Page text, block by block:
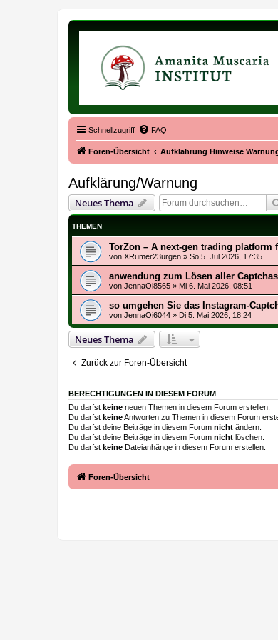
Schnellzugriff FAQ
Foren-Übersicht Aufklährung Hinweise
Aufklärung/Warnung
Neues Thema
THEMEN
TorZon – A next-gen trading platform
von XRumer23urgen » So 5. Jul 2026, 17:35
anwendung zum Lösen aller Captchas
von JennaOi8565 » Mi 6. Mai 2026, 08:51
so umgehen Sie das Instagram-
von JennaOi6044 » Di 5. Mai 2026, 18:24
Neues Thema
Zurück zur Foren-Übersicht
BERECHTIGUNGEN IN DIESEM FORUM
Du darfst keine neuen Themen in diesem Forum erstellen.
Du darfst keineAntworten zu Themen in diesem Forum
Du darfst deine Beiträge in diesem Forum nicht ändern.
Du darfst deine Beiträge in diesem Forum nicht löschen.
Du darfst keine Dateianhänge in diesem Forum erstellen.
Foren-Übersicht